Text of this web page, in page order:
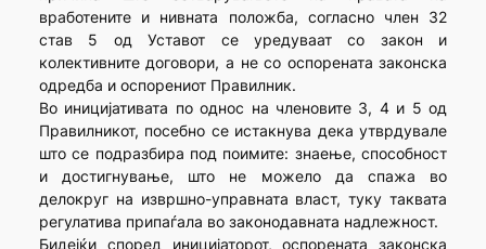
вработените и нивната положба, согласно член 32
став 5 од Уставот се уредуваат со закон и
колективните договори, а не со оспорената законска
одредба и оспорениот Правилник.
Во иницијативата по однос на членовите 3, 4 и 5 од
Правилникот, посебно се истакнува дека утврдувале
што се подразбира под поимите: знаење, способност
и достигнување, што не можело да спажа во
делокруг на извршно-управната власт, туку таквата
регулатива припаѓала во законодавната надлежност.
Бидејќи според иницијаторот, оспорената законска